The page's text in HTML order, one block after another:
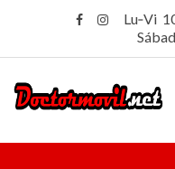
Lu‑Vi